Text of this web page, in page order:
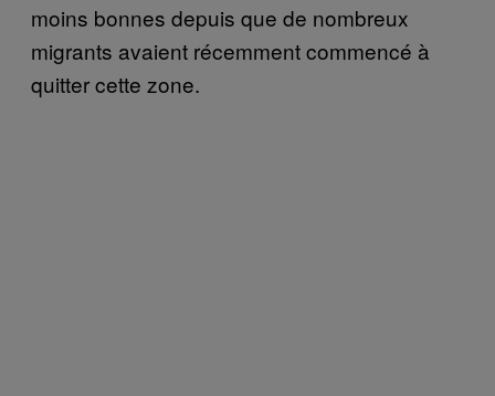
moins bonnes depuis que de nombreux
migrants avaient récemment commencé à
quitter cette zone.